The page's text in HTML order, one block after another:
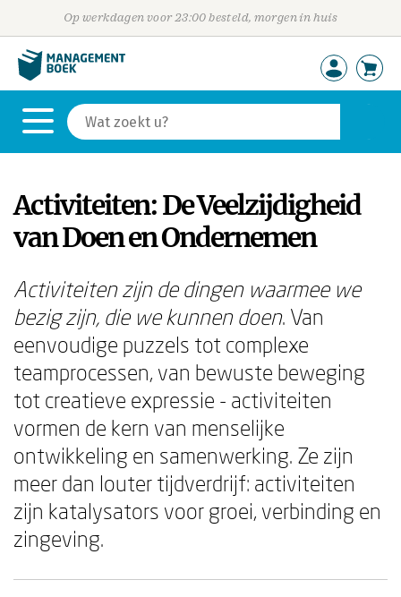
Op werkdagen voor 23:00 besteld, morgen in huis
Activiteiten: De Veelzijdigheid
van Doen en Ondernemen
Activiteiten zijn de dingen waarmee we
bezig zijn, die we kunnen doen. Van
eenvoudige puzzels tot complexe
teamprocessen, van bewuste beweging
tot creatieve expressie - activiteiten
vormen de kern van menselijke
ontwikkeling en samenwerking. Ze zijn
meer dan louter tijdverdrijf: activiteiten
zijn katalysators voor groei, verbinding en
zingeving.